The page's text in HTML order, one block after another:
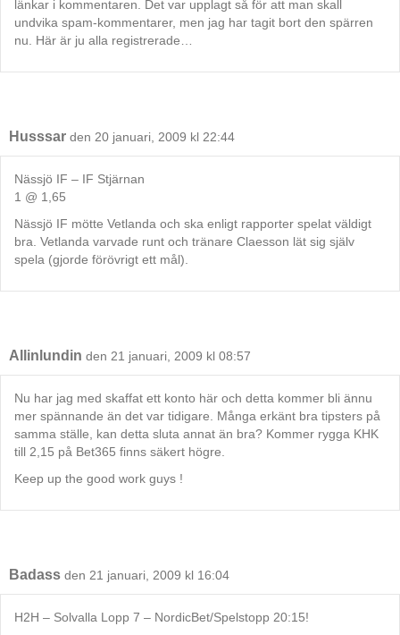
länkar i kommentaren. Det var upplagt så för att man skall
undvika spam-kommentarer, men jag har tagit bort den spärren
nu. Här är ju alla registrerade…
Husssar den 20 januari, 2009 kl 22:44
Nässjö IF – IF Stjärnan
1 @ 1,65
Nässjö IF mötte Vetlanda och ska enligt rapporter spelat väldigt
bra. Vetlanda varvade runt och tränare Claesson lät sig själv
spela (gjorde förövrigt ett mål).
Allinlundin den 21 januari, 2009 kl 08:57
Nu har jag med skaffat ett konto här och detta kommer bli ännu
mer spännande än det var tidigare. Många erkänt bra tipsters på
samma ställe, kan detta sluta annat än bra? Kommer rygga KHK
till 2,15 på Bet365 finns säkert högre.
Keep up the good work guys !
Badass den 21 januari, 2009 kl 16:04
H2H – Solvalla Lopp 7 – NordicBet/Spelstopp 20:15!